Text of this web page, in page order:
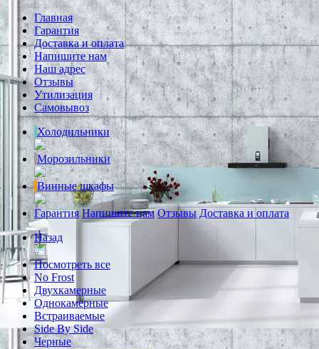
Главная
Гарантия
Доставка и оплата
Напишите нам
Наш адрес
Отзывы
Утилизация
Самовывоз
Холодильники
Морозильники
Винные шкафы
Гарантия Напишите нам Отзывы Доставка и оплата
Назад
Посмотреть все
No Frost
Двухкамерные
Однокамерные
Встраиваемые
Side By Side
Черные